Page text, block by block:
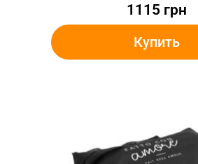
1115 грн
Купить